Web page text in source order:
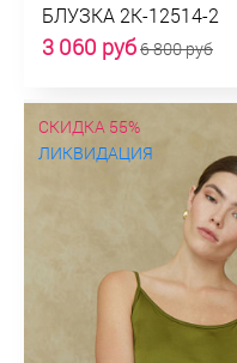
БЛУЗКА 2К-12514-2
3 060 руб6 800 руб
СКИДКА 55%
ЛИКВИДАЦИЯ